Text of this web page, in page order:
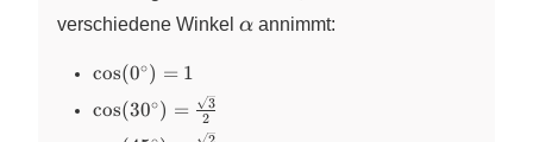
verschiedene Winkel \alpha
α annimmt:
\cos(0^\circ)
cos(0∘) = 1
\cos(30^\circ)
cos(30∘) = 2
3